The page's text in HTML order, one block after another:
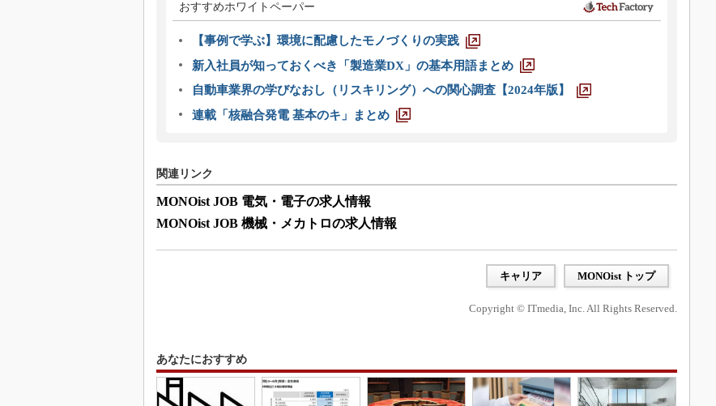
おすすめホワイトペーパー
【事例で学ぶ】環境に配慮したモノづくりの実践
新入社員が知っておくべき「製造業DX」の基本用語まとめ
自動車業界の学びなおし（リスキリング）への関心調査【2024年版】
連載「核融合発電 基本のキ」まとめ
関連リンク
MONOist JOB 電気・電子の求人情報
MONOist JOB 機械・メカトロの求人情報
キャリア MONOist トップ
Copyright © ITmedia, Inc. All Rights Reserved.
あなたにおすすめ